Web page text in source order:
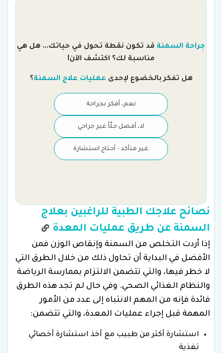
جراحة السمنة قد تكون نقطة تحول في حياتك... هل هي
مناسبة لك؟ اكتشف الآن!
هل تفكر بالخضوع لإحدى عمليات علاج السمنة؟
نعم، أفكر بجراحة
لا، أفضل حلّاً غير جراحي
غير متأكد - أحتاج استشارة
نصائح علاجك الطبية للراغبين بعلاج
السمنة عن طريق عمليات المعدة
إذا أردت التخلص من السمنة وإنقاص الوزن فمن
الأفضل في البداية أن تحاول ذلك من خلال الطرق التي
لا خطر فيها، والتي تتضمن الالتزام بممارسة الرياضة
والنظام الغذائي الصحي. وفي حال لم تجد هذه الطرق
فائدة فإنه من المهم الانتباه إلى عدد من الأمور
المهمة قبل إجراء عمليات المعدة، والتي تتضمن:
استشارة أكثر من طبيب مع أخذ استشارة أخصائي
تغذية